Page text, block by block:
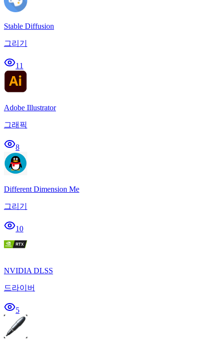
Stable Diffusion
그리기
11
Adobe Illustrator
그래픽
8
Different Dimension Me
그리기
10
NVIDIA DLSS
드라이버
5